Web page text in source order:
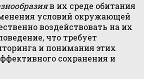
в их среде обитания
условий окружающей
воздействовать на их
что требует
и понимания этих
сохранения и